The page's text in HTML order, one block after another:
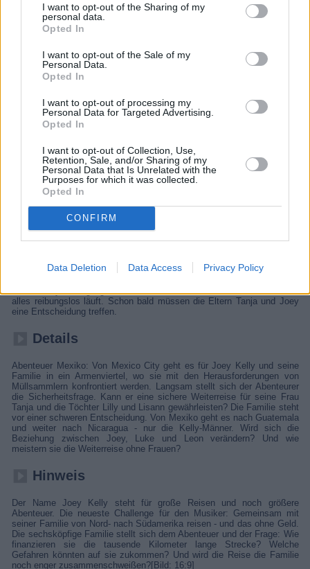
I want to opt-out of the Sharing of my
personal data.
Opted In
I want to opt-out of the Sale of my
Personal Data.
Opted In
I want to opt-out of processing my
Personal Data for Targeted Advertising.
Opted In
I want to opt-out of Collection, Use,
Retention, Sale, and/or Sharing of my
Personal Data that Is Unrelated with the
Purposes for which it was collected.
Opted In
CONFIRM
Data Deletion Data Access Privacy Policy
Drama in Mexico City und an allen Grenzen (Deutschland
Folge 4 Staffel: 1
alles reibungslos läuft. Schon bald müssen die Eltern Tanja und Joey
eine Entscheidung treffen.
Details
Abenteuer Mexiko: Von Mexico City geht es für Joey Kelly und seine
Familie in ein Armenviertel, wo sie mit den Herausforderungen von
Müllsammlern konfrontiert werden. Langsam stellt sich der Abenteurer
die Sicherheitsfrage. Kann er eine sichere Weiterreise für seine Frau
Tanja und die Töchter Lilly und Lisann gewährleisten? Die Familie steht
vor einer schweren Entscheidung. Von Mexiko geht es nach Guatemala
und weiter nach Nicaragua - nur die Kelly-Männer. Wird sich die
Beziehung zwischen Joey, Luke und Leon verändern? Und wie
meistern sie die Weiterreise ohne Frauen?
Hinweis
Der Name Joey Kelly steht für große Reisen und noch größere
Abenteuer. Die neueste Challenge für den Musiker: Gemeinsam mit
seiner Familie von Nord- nach Südamerika reisen - und das ohne Geld.
Die sechsköpfige Familie stellt sich dem Abenteuer und der Frage: Wie
finanzieren sie die tausende Kilometer lange Strecke? Welche
Gefahren könnten auf sie zukommen? Und wird die Reise die Familie
noch enger zusammenschweißen?[Bild: 16:9]